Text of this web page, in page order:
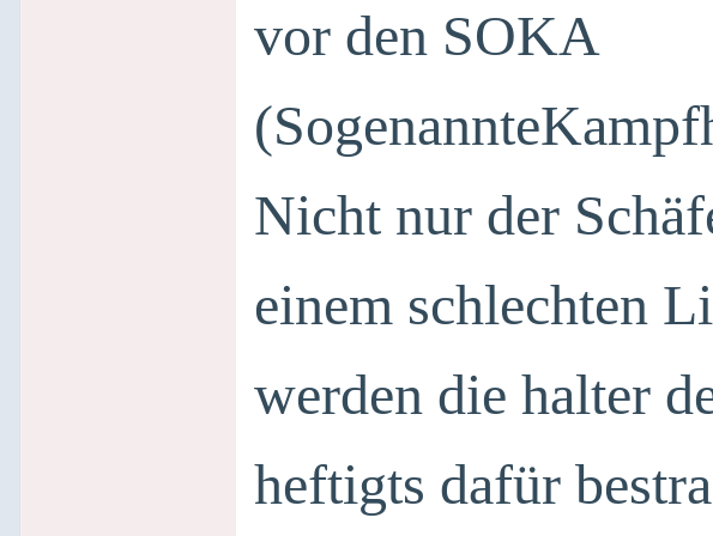
vor den SOKA
Nicht nur der
einem schlechten
werden die halter
heftigts dafür